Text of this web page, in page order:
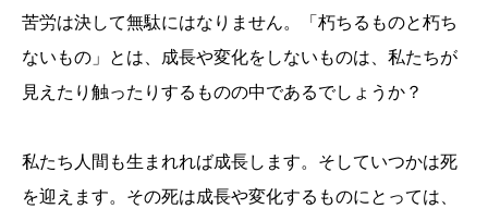
苦労は決して無駄にはなりません。「朽ちるものと朽ち
ないもの」とは、成長や変化をしないものは、私たちが
見えたり触ったりするものの中であるでしょうか？
私たち人間も生まれれば成長します。そしていつかは死
を迎えます。その死は成長や変化するものにとっては、